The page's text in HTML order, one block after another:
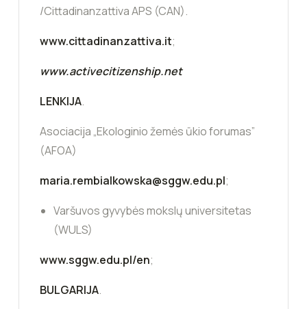
/Cittadinanzattiva APS (CAN).
www.cittadinanzattiva.it;
www.activecitizenship.net
LENKIJA.
Asociacija „Ekologinio žemės ūkio forumas”
(AFOA)
maria.rembialkowska@sggw.edu.pl;
Varšuvos gyvybės mokslų universitetas
(WULS)
www.sggw.edu.pl/en;
BULGARIJA.